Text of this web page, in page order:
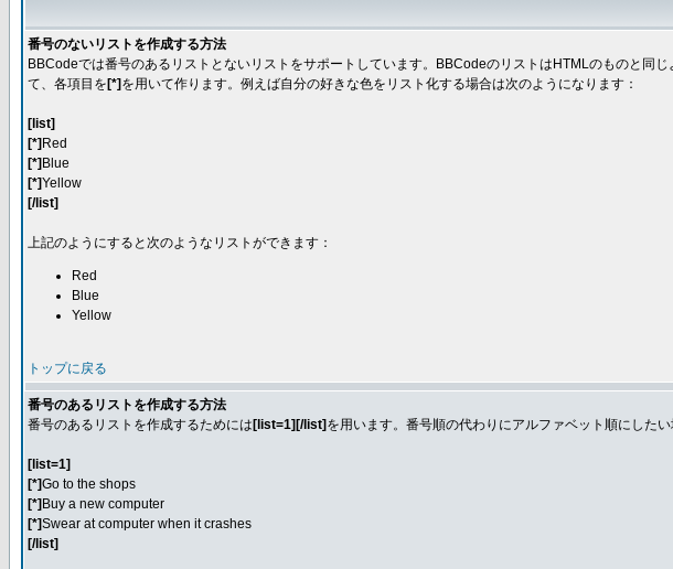
番号のないリストを作成する方法
BBCodeでは番号のあるリストとないリストをサポートしています。BBCodeのリストはHTMLのものと同
て、各項目を [*] を用いて作ります。例えば自分の好きな色をリスト化する場合は次のようになります：
[list]
[*] Red
[*] Blue
[*]Yellow
[/list]
上記のようにすると次のようなリストができます：
Red
Blue
Yellow
トップに戻る
番号のあるリストを作成する方法
番号のあるリストを作成するためには [list=1][/list] を用います。番号順の代わりにアルファベット順にしたい
[list=1]
[*]Go to the shops
[*] Buy a new computer
[*]Swear at computer when it crashes
[/list]